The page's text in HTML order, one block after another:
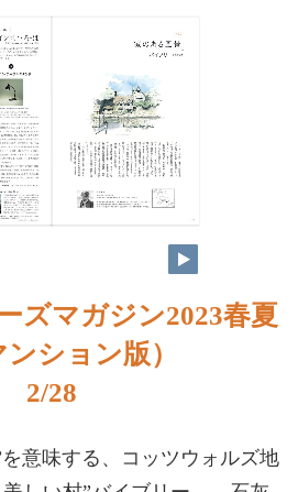
ズマガジン2023春夏
ション版）
2/28
意味する、コッツウォルズ地